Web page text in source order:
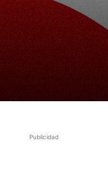
Publicidad